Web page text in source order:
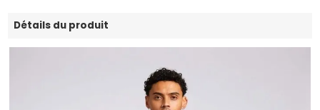
Détails du produit